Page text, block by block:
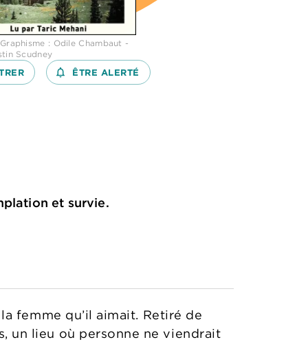
: Odile Chambaut -
Scudney
notifications_none_outlined
ÊTRE ALERTÉ
et survie.
femme qu’il aimait. Retiré de
un lieu où personne ne viendrait